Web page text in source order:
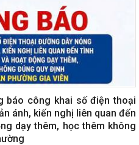
báo công khai số điện thoại
ánh, kiến nghị liên quan đến
dạy thêm, học thêm không